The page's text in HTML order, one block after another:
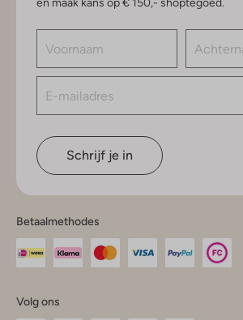
Schrijf je in
Betaalmethodes
Volg ons